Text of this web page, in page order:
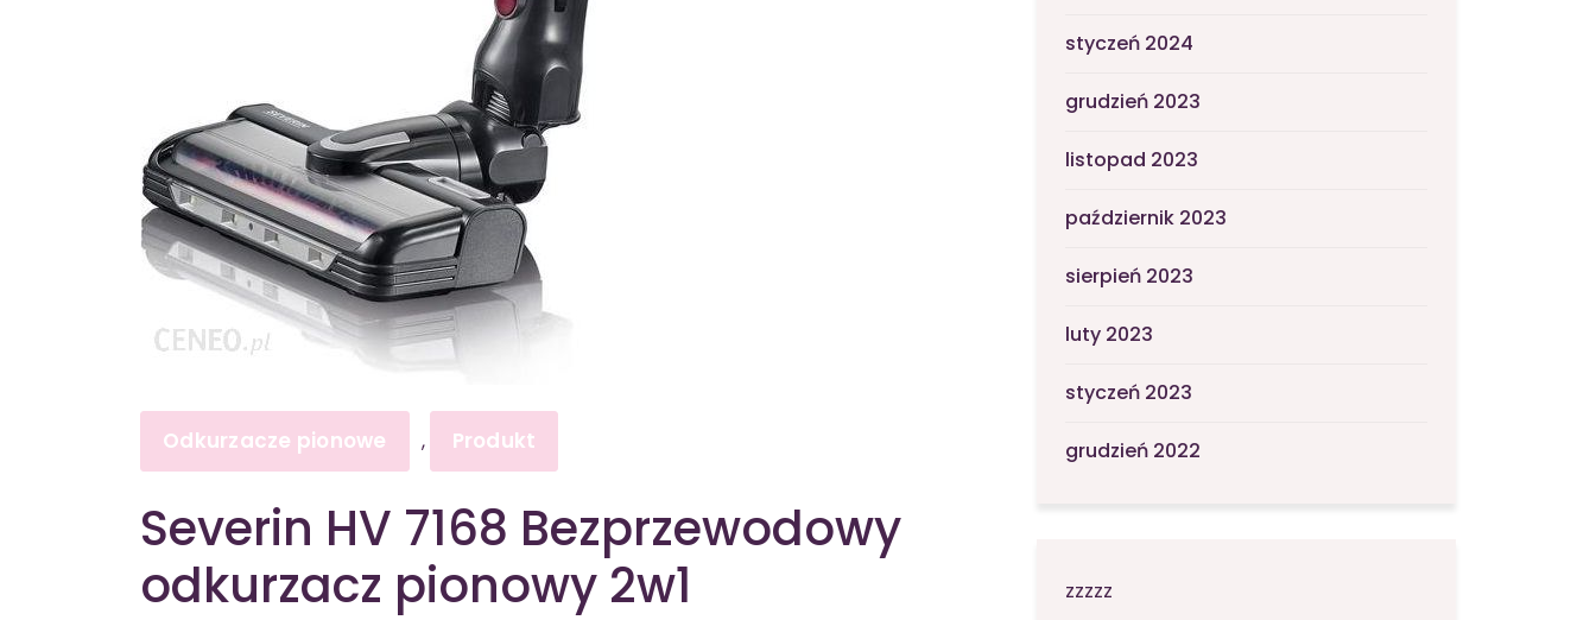
Odkurzacze pionowe , Produkt
Severin HV 7168 Bezprzewodowy
odkurzacz pionowy 2w1
styczeń 2024
grudzień 2023
listopad 2023
październik 2023
sierpień 2023
luty 2023
styczeń 2023
grudzień 2022
zzzzz